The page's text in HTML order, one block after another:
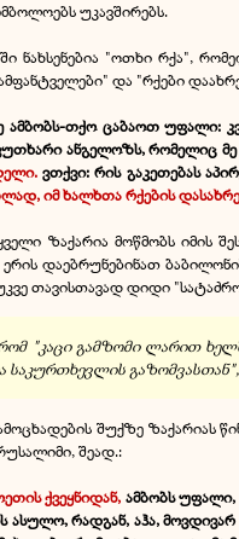
უკავშირებს.
ნახსენებია "ოთხი რქა",
და "რქები
თქო ცაბაოთ უფალი:
ანგელოზს, რომელიც მე
ვთქვი: რის გაკეთებას
იმ ხალხთა რქების
ზაქარია მოწმობს
დაებრუნებინათ
თავისთავად დიდი
"კაცი გამზომი ლარით
შუქზე
შეად.:
ქვეყნიდან, ამბობს
ასულო, რადგან, აჰა,